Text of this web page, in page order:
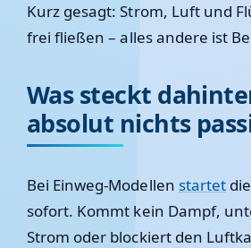
Kurz gesagt: Strom, Luft und
frei fließen – alles andere ist
Was steckt
absolut nichts
Bei Einweg-Modellen startet
sofort. Kommt kein Dampf,
Strom oder blockiert den